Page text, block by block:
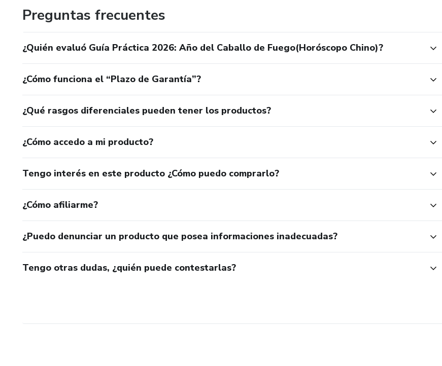
Preguntas frecuentes
¿Quién evaluó Guía Práctica 2026: Año del Caballo de Fuego(Horóscopo Chino)?
¿Cómo funciona el “Plazo de Garantía”?
¿Qué rasgos diferenciales pueden tener los productos?
¿Cómo accedo a mi producto?
Tengo interés en este producto ¿Cómo puedo comprarlo?
¿Cómo afiliarme?
¿Puedo denunciar un producto que posea informaciones inadecuadas?
Tengo otras dudas, ¿quién puede contestarlas?